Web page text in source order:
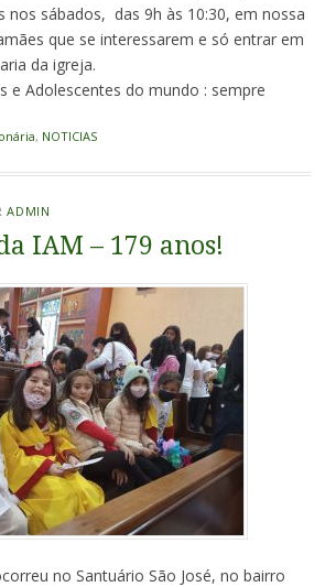
nos sábados, das 9h às 10:30, em nossa
que se interessarem e só entrar em
da igreja.
e Adolescentes do mundo : sempre
, NOTICIAS
ADMIN
IAM – 179 anos!
no Santuário São José, no bairro